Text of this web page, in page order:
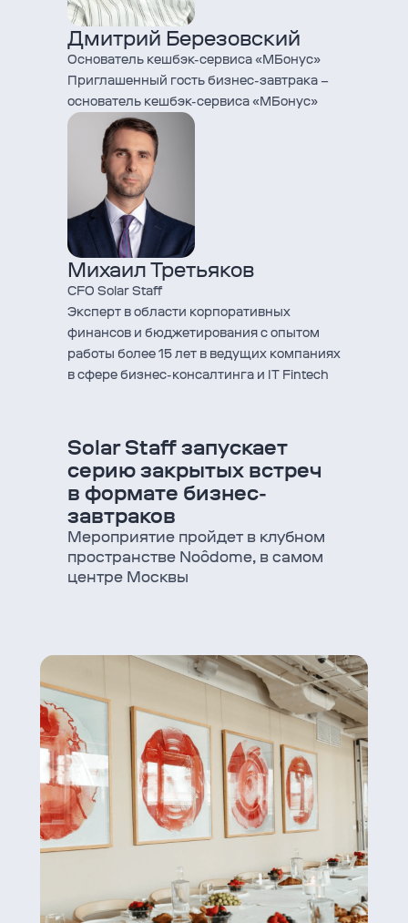
Дмитрий Березовский
Основатель кешбэк-сервиса «МБонус»
Приглашенный гость бизнес-завтрака –
основатель кешбэк-сервиса «МБонус»
Михаил Третьяков
CFO Solar Staff
Эксперт в области корпоративных
финансов и бюджетирования с опытом
работы более 15 лет в ведущих компаниях
в сфере бизнес-консалтинга и IT Fintech
Solar Staff запускает
серию закрытых встреч
в формате бизнес-
завтраков
Мероприятие пройдет в клубном
пространстве Noôdome, в самом
центре Москвы